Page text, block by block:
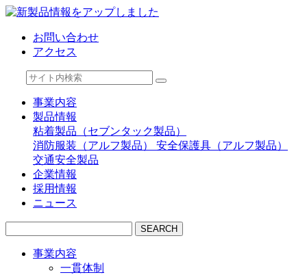
お問い合わせ
アクセス
事業内容
製品情報
粘着製品（セブンタック製品）
消防服装（アルフ製品） 安全保護具（アルフ製品）
交通安全製品
企業情報
採用情報
ニュース
SEARCH
事業内容
一貫体制